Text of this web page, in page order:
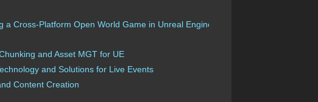
a Cross-Platform Open World Game in Unreal Engine
and Asset MGT for UE
and Solutions for Live Events
Content Creation